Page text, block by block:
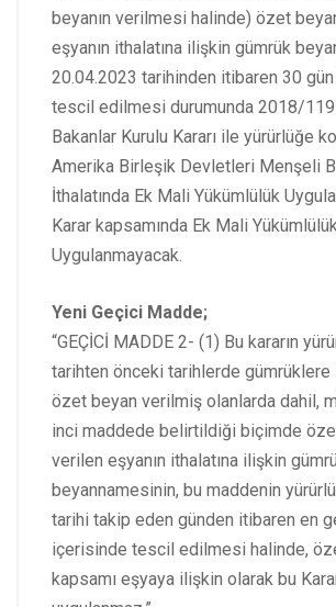
beyanın verilmesi halinde) özet
eşyanın ithalatına ilişkin gümrük
20.04.2023 tarihinden itibaren 30
tescil edilmesi durumunda 2018/
Bakanlar Kurulu Kararı ile yürürlüğe
Amerika Birleşik Devletleri Menşeli
İthalatında Ek Mali Yükümlülük
Karar kapsamında Ek Mali
Uygulanmayacak.
Yeni Geçici Madde;
“GEÇİCİ MADDE 2- (1) Bu kararın
tarihten önceki tarihlerde gümrüklere
özet beyan verilmiş olanlarda dahil,
inci maddede belirtildiği biçimde
verilen eşyanın ithalatına ilişkin
beyannamesinin, bu maddenin
tarihi takip eden günden itibaren en
içerisinde tescil edilmesi halinde,
kapsamı eşyaya ilişkin olarak bu